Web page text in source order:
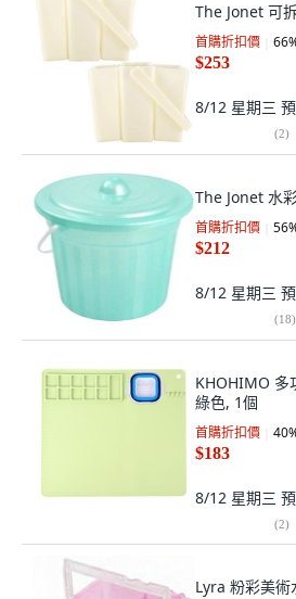
The Jonet 可
首購折扣價 66
$253
8/12 星期三
(2)
The Jonet 水
首購折扣價 56
$212
8/12 星期三
(18)
KHOHIMO 多
綠色, 1個
首購折扣價 40
$183
8/12 星期三
(2)
Lyra 粉彩美